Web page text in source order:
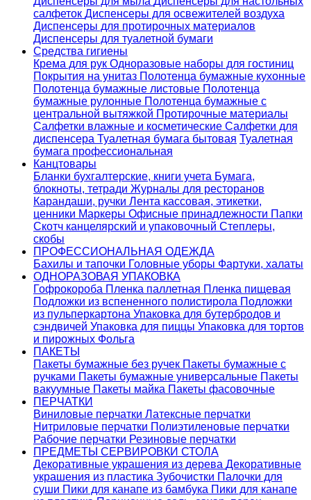
салфеток Диспенсеры для освежителей воздуха
Диспенсеры для протирочных материалов
Диспенсеры для туалетной бумаги
Средства гигиены
Крема для рук Одноразовые наборы для гостиниц
Покрытия на унитаз Полотенца бумажные кухонные
Полотенца бумажные листовые Полотенца
бумажные рулонные Полотенца бумажные с
центральной вытяжкой Протирочные материалы
Салфетки влажные и косметические Салфетки для
диспенсера Туалетная бумага бытовая Туалетная
бумага профессиональная
Канцтовары
Бланки бухгалтерские, книги учета Бумага,
блокноты, тетради Журналы для ресторанов
Карандаши, ручки Лента кассовая, этикетки,
ценники Маркеры Офисные принадлежности Папки
Скотч канцелярский и упаковочный Степлеры,
скобы
ПРОФЕССИОНАЛЬНАЯ ОДЕЖДА
Бахилы и тапочки Головные уборы Фартуки, халаты
ОДНОРАЗОВАЯ УПАКОВКА
Гофрокороба Пленка паллетная Пленка пищевая
Подложки из вспененного полистирола Подложки
из пульперкартона Упаковка для бутербродов и
сэндвичей Упаковка для пиццы Упаковка для тортов
и пирожных Фольга
ПАКЕТЫ
Пакеты бумажные без ручек Пакеты бумажные с
ручками Пакеты бумажные универсальные Пакеты
вакуумные Пакеты майка Пакеты фасовочные
ПЕРЧАТКИ
Виниловые перчатки Латексные перчатки
Нитриловые перчатки Полиэтиленовые перчатки
Рабочие перчатки Резиновые перчатки
ПРЕДМЕТЫ СЕРВИРОВКИ СТОЛА
Декоративные украшения из дерева Декоративные
украшения из пластика Зубочистки Палочки для
суши Пики для канапе из бамбука Пики для канапе